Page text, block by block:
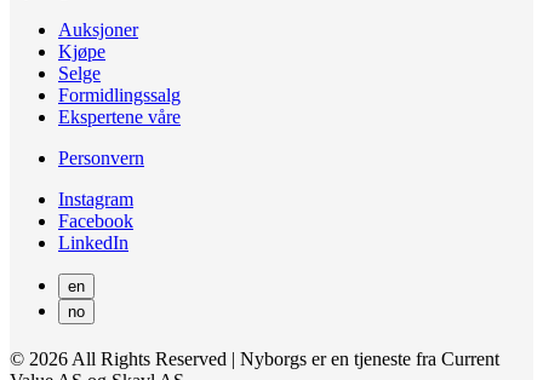
Auksjoner
Kjøpe
Selge
Formidlingssalg
Ekspertene våre
Personvern
Instagram
Facebook
LinkedIn
en
no
© 2026 All Rights Reserved | Nyborgs er en tjeneste fra Current